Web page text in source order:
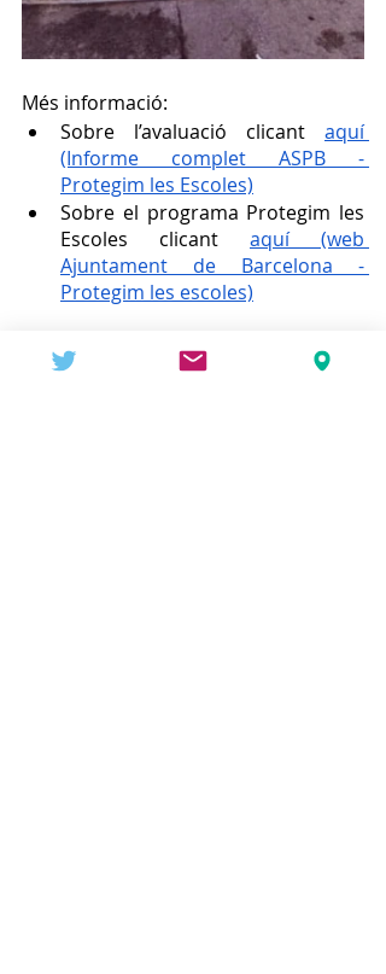
Més informació:
Sobre l’avaluació clicant aquí
(Informe complet ASPB -
Protegim les Escoles)
Sobre el programa Protegim les
Escoles clicant aquí (web
Ajuntament de Barcelona -
Protegim les escoles)
Comissió d’Entorn Escolar